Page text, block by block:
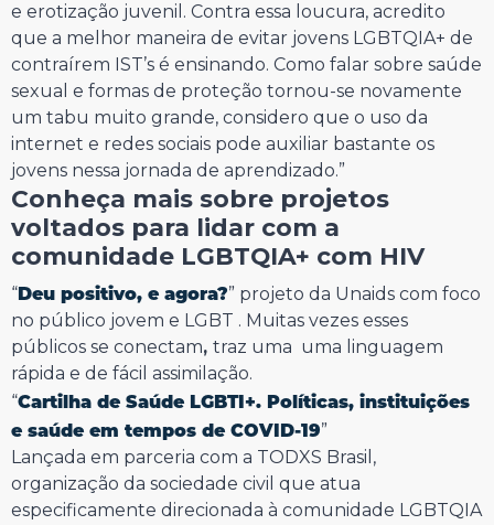
e erotização juvenil. Contra essa loucura, acredito
que a melhor maneira de evitar jovens LGBTQIA+ de
contraírem IST’s é ensinando. Como falar sobre saúde
sexual e formas de proteção tornou-se novamente
um tabu muito grande, considero que o uso da
internet e redes sociais pode auxiliar bastante os
jovens nessa jornada de aprendizado.”
Conheça mais sobre projetos
voltados para lidar com a
comunidade LGBTQIA+ com HIV
“Deu positivo, e agora?” projeto da Unaids com foco
no público jovem e LGBT . Muitas vezes esses
públicos se conectam, traz uma uma linguagem
rápida e de fácil assimilação.
“Cartilha de Saúde LGBTI+. Políticas, instituições
e saúde em tempos de COVID-19”
Lançada em parceria com a TODXS Brasil,
organização da sociedade civil que atua
especificamente direcionada à comunidade LGBTQIA